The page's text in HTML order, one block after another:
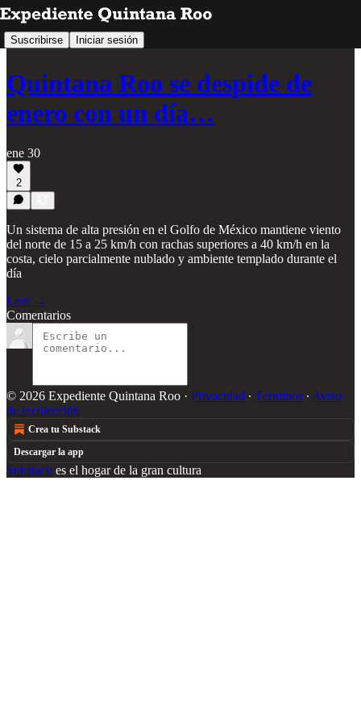
Suscribirse Iniciar sesión
Quintana Roo se despide de
enero con un día…
ene 30
2
Un sistema de alta presión en el Golfo de México mantiene viento
del norte de 15 a 25 km/h con rachas superiores a 40 km/h en la
costa, cielo parcialmente nublado y ambiente templado durante el
día
Leer →
Comentarios
© 2026 Expediente Quintana Roo · Privacidad ∙ Términos ∙ Aviso
de recolección
Crea tu Substack
Descargar la app
Substack es el hogar de la gran cultura